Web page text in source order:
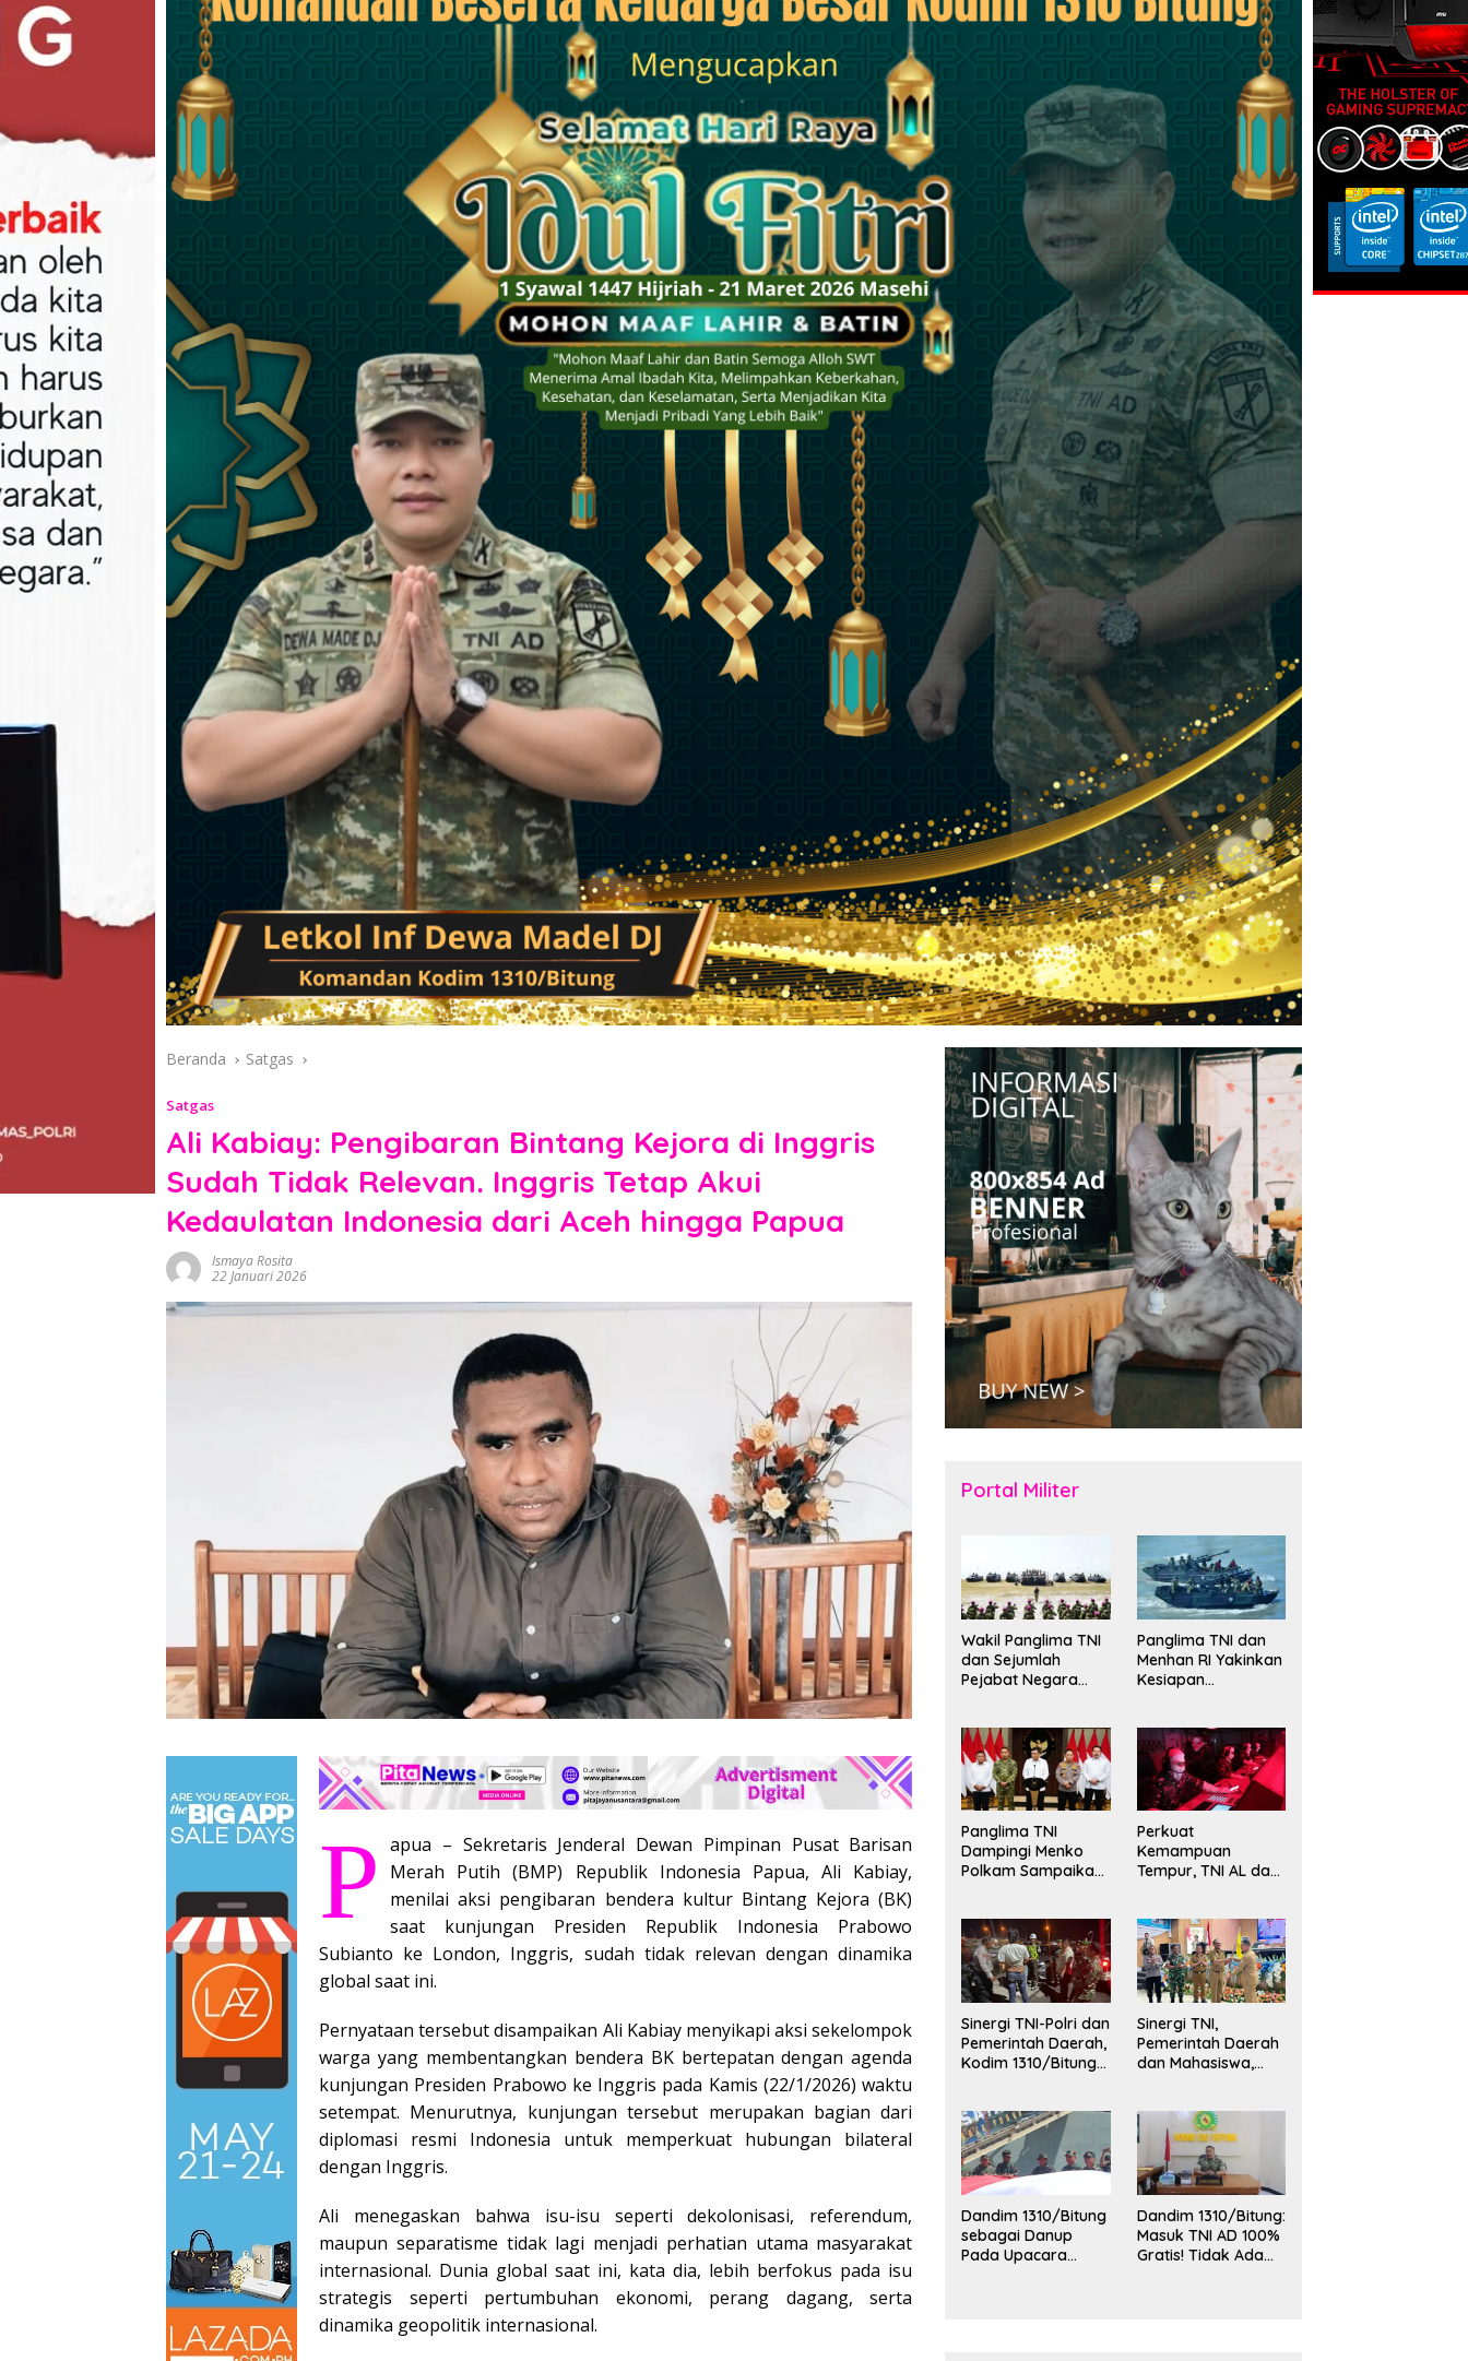
Beranda Satgas
Satgas
Ali Kabiay: Pengibaran Bintang Kejora di Inggris
Sudah Tidak Relevan. Inggris Tetap Akui
Kedaulatan Indonesia dari Aceh hingga Papua
Ismaya Rosita
22 Januari 2026
P apua – Sekretaris Jenderal Dewan Pimpinan Pusat Barisan
Merah Putih (BMP) Republik Indonesia Papua, Ali Kabiay,
menilai aksi pengibaran bendera kultur Bintang Kejora (BK)
saat kunjungan Presiden Republik Indonesia Prabowo
Subianto ke London, Inggris, sudah tidak relevan dengan dinamika
global saat ini.
Pernyataan tersebut disampaikan Ali Kabiay menyikapi aksi sekelompok
warga yang membentangkan bendera BK bertepatan dengan agenda
kunjungan Presiden Prabowo ke Inggris pada Kamis (22/1/2026) waktu
setempat. Menurutnya, kunjungan tersebut merupakan bagian dari
diplomasi resmi Indonesia untuk memperkuat hubungan bilateral
dengan Inggris.
Ali menegaskan bahwa isu-isu seperti dekolonisasi, referendum,
maupun separatisme tidak lagi menjadi perhatian utama masyarakat
internasional. Dunia global saat ini, kata dia, lebih berfokus pada isu
strategis seperti pertumbuhan ekonomi, perang dagang, serta
dinamika geopolitik internasional.
Portal Militer
Wakil Panglima TNI
dan Sejumlah
Pejabat Negara
Brevet Korps
Marinir
Panglima TNI dan
Menhan RI Yakinkan
Kesiapan
Panglima TNI
Dampingi Menko
Polkam Sampaikan
Bangsa
Perkuat
Kemampuan
Tempur, TNI AL dan
Latihan ORRUDA
2026
Sinergi TNI-Polri dan
Pemerintah Daerah,
Kodim 1310/Bitung
Wilayah Kota Bitung
Sinergi TNI,
Pemerintah Daerah
dan Mahasiswa,
Mahasiswa KKT
Unsrat Manado di
Kota Bitung
Dandim 1310/Bitung
sebagai Danup
Pada Upacara
Dandim 1310/Bitung:
Masuk TNI AD 100%
Gratis! Tidak Ada